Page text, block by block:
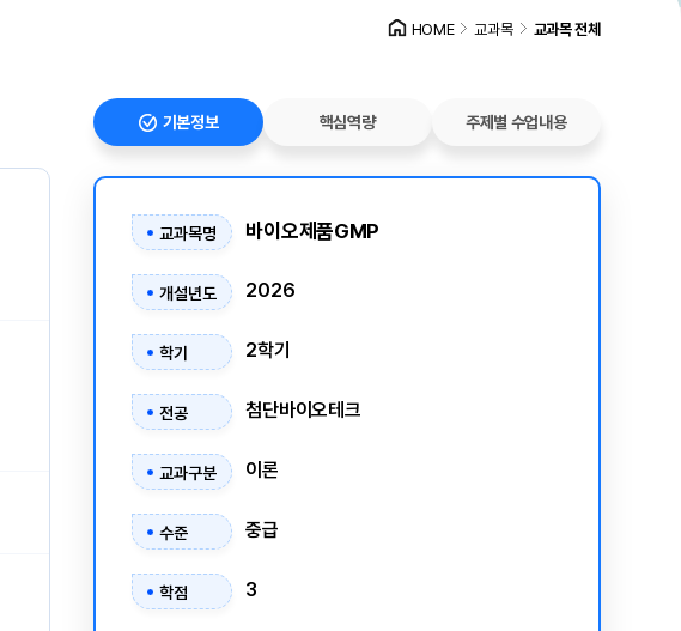
HOME 교과목 교과목 전체
기본정보 핵심역량 주제별 수업내용
교과목명 바이오제품GMP
개설년도 2026
학기 2학기
전공 첨단바이오테크
교과구분 이론
수준 중급
학점 3